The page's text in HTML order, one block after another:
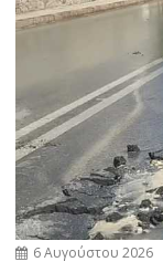
6 Αυγούστου 2026